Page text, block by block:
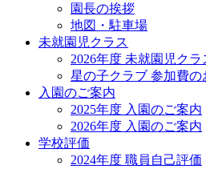
園長の挨拶
地図・駐車場
未就園児クラス
2026年度 未就園児クラ
星の子クラブ 参加費の
入園のご案内
2025年度 入園のご案内
2026年度 入園のご案内
学校評価
2024年度 職員自己評価